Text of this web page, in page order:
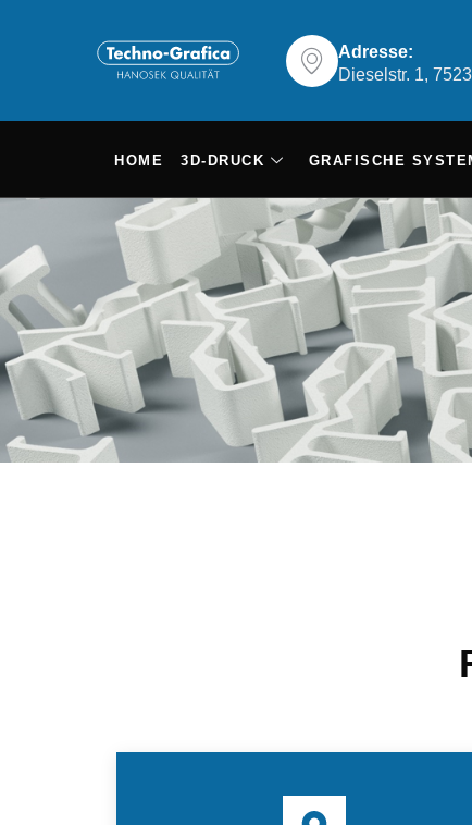
Adresse:
Dieselstr. 1,
HOME 3D-DRUCK GRAFISCHE